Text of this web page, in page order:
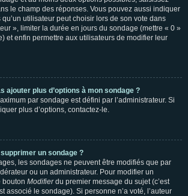
le champ des réponses. Vous pouvez aussi indiquer
utilisateur peut choisir lors de son vote dans
», limiter la durée en jours du sondage (mettre « 0 »
et enfin permettre aux utilisateurs de modifier leur
ajouter plus d’options à mon sondage ?
par sondage est défini par l’administrateur. Si
plus d’options, contactez-le.
un sondage ?
les sondages ne peuvent être modifiés que par
ou un administrateur. Pour modifier un
bouton Modifierdu premier message du sujet (c’est
associé le sondage). Si personne n’a voté, l’auteur